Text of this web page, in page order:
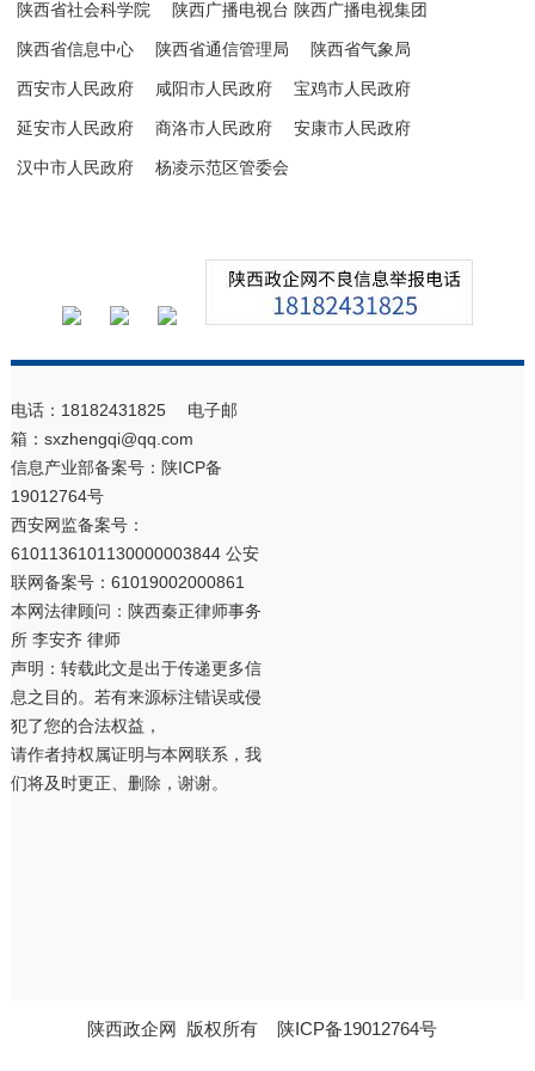
陕西省社会科学院 陕西广播电视台 陕西广播电视集团
陕西省信息中心 陕西省通信管理局 陕西省气象局
西安市人民政府 咸阳市人民政府 宝鸡市人民政府
延安市人民政府 商洛市人民政府 安康市人民政府
汉中市人民政府 杨凌示范区管委会
电话：18182431825 电子邮
箱：sxzhengqi@qq.com
信息产业部备案号： 陕ICP备
19012764号
西安网监备案号：
6101136101130000003844 公安
联网备案号：61019002000861
本网法律顾问：陕西秦正律师事务
所 李安齐 律师
声明：转载此文是出于传递更多信
息之目的。若有来源标注错误或侵
犯了您的合法权益，
请作者持权属证明与本网联系，我
们将及时更正、删除，谢谢。
陕西政企网 版权所有 陕ICP备19012764号